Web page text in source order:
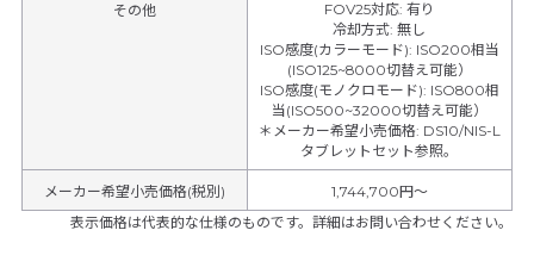
その他 FOV25対応: 有り
冷却方式:無し
ISO感度(カラーモード): ISO200相当
(ISO125~8000切替え可能）
ISO感度(モノクロモード): ISO800相
当(ISO500~32000切替え可能）
＊メーカー希望小売価格: DS10/NIS-L
タブレットセット参照。
メーカー希望小売価格(税別)
1,744,700円〜
表示価格は代表的な仕様のものです。詳細はお問い合わせください。